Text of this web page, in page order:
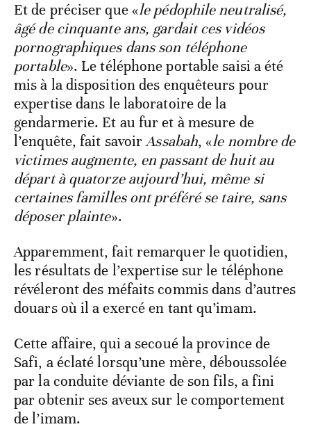
Et de préciser que «le pédophile neutralisé,
âgé de cinquante ans, gardait ces vidéos
pornographiques dans son téléphone
portable». Le téléphone portable saisi a été
mis à la disposition des enquêteurs pour
expertise dans le laboratoire de la
gendarmerie. Et au fur et à mesure de
l’enquête, fait savoirAssabah, «le nombre de
victimes augmente, en passant de huit au
départ à quatorze aujourd’hui, même si
certaines familles ont préféré se taire, sans
déposer plainte».
Apparemment, fait remarquer le quotidien,
les résultats de l’expertise sur le téléphone
révéleront des méfaits commis dans d’autres
douars où il a exercé en tant qu’imam.
Cette affaire, qui a secoué la province de
Safi, a éclaté lorsqu’une mère, déboussolée
par la conduite déviante de son fils, a fini
par obtenir ses aveux sur le comportement
de l’imam.